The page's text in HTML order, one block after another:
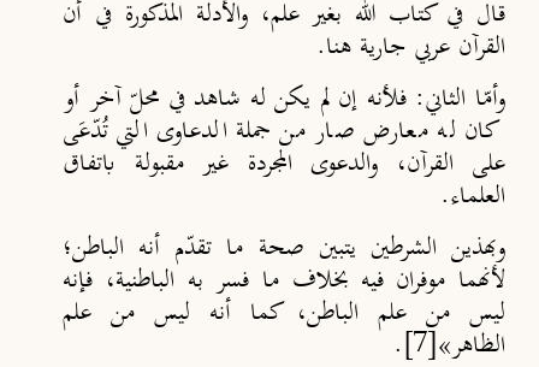
قال في كتاب الله بغير علم، والأدلة المذكورة في أن
القرآن عربي جارية هنا.
وأمّا الثاني: فلأنه إن لم يكن له شاهد في محلّ آخر أو
كان له معارض صار من جملة الدعاوى التي تُدّعَى
على القرآن، والدعوى المجردة غير مقبولة باتفاق
العلماء.
وبهذين الشرطين يتبين صحة ما تقدّم أنه الباطن؛
لأنهما موفران فيه بخلاف ما فسر به الباطنية، فإنه
ليس من علم الباطن، كما أنه ليس من علم
الظاهر»[7]
.